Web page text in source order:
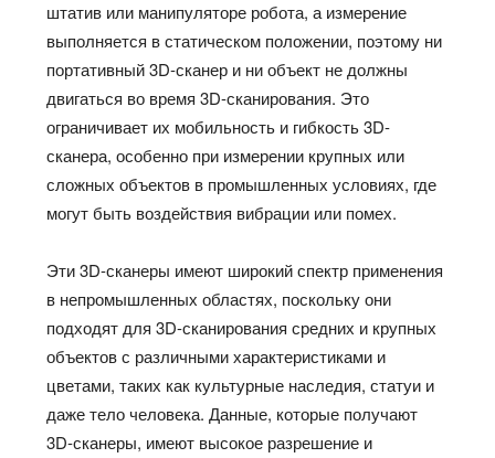
штатив или манипуляторе робота, а измерение
выполняется в статическом положении, поэтому ни
портативный 3D-сканер и ни объект не должны
двигаться во время 3D-сканирования. Это
ограничивает их мобильность и гибкость 3D-
сканера, особенно при измерении крупных или
сложных объектов в промышленных условиях, где
могут быть воздействия вибрации или помех.
Эти 3D-сканеры имеют широкий спектр применения
в непромышленных областях, поскольку они
подходят для 3D-сканирования средних и крупных
объектов с различными характеристиками и
цветами, таких как культурные наследия, статуи и
даже тело человека. Данные, которые получают
3D-сканеры, имеют высокое разрешение и